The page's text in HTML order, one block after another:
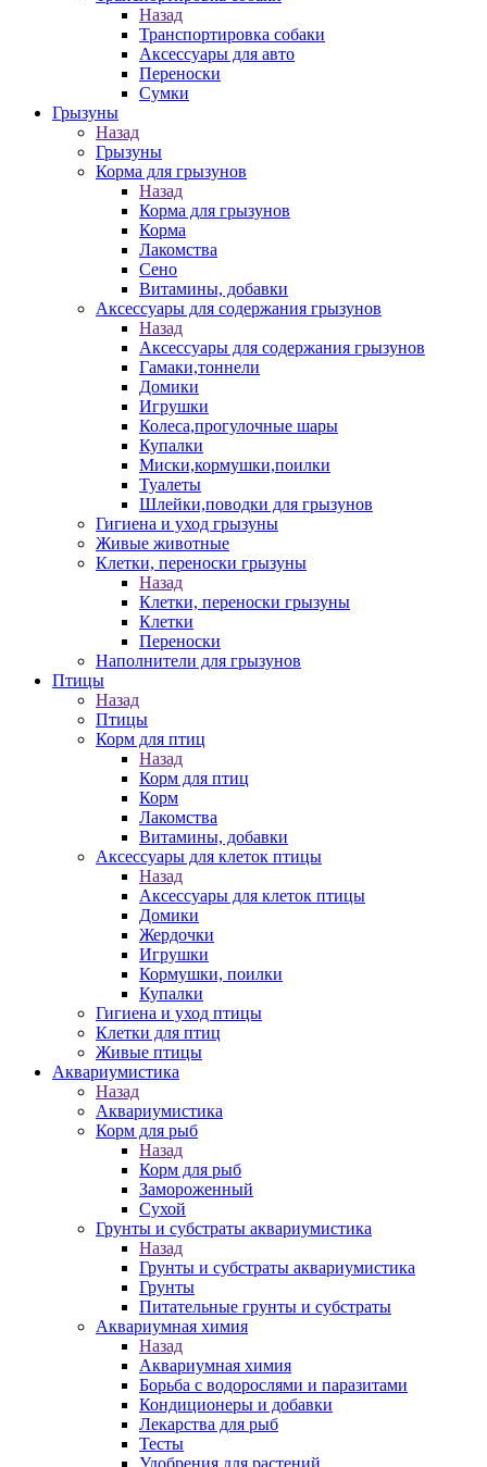
Назад
Транспортировка собаки
Аксессуары для авто
Переноски
Сумки
Грызуны
Назад
Грызуны
Корма для грызунов
Назад
Корма для грызунов
Корма
Лакомства
Сено
Витамины, добавки
Аксессуары для содержания грызунов
Назад
Аксессуары для содержания грызунов
Гамаки,тоннели
Домики
Игрушки
Колеса,прогулочные шары
Купалки
Миски,кормушки,поилки
Туалеты
Шлейки,поводки для грызунов
Гигиена и уход грызуны
Живые животные
Клетки, переноски грызуны
Назад
Клетки, переноски грызуны
Клетки
Переноски
Наполнители для грызунов
Птицы
Назад
Птицы
Корм для птиц
Назад
Корм для птиц
Корм
Лакомства
Витамины, добавки
Аксессуары для клеток птицы
Назад
Аксессуары для клеток птицы
Домики
Жердочки
Игрушки
Кормушки, поилки
Купалки
Гигиена и уход птицы
Клетки для птиц
Живые птицы
Аквариумистика
Назад
Аквариумистика
Корм для рыб
Назад
Корм для рыб
Замороженный
Сухой
Грунты и субстраты аквариумистика
Назад
Грунты и субстраты аквариумистика
Грунты
Питательные грунты и субстраты
Аквариумная химия
Назад
Аквариумная химия
Борьба с водорослями и паразитами
Кондиционеры и добавки
Лекарства для рыб
Тесты
Удобрения для растений